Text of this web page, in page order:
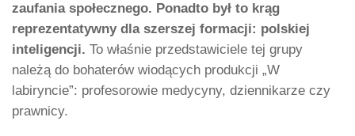
zaufania społecznego. Ponadto był to krąg
reprezentatywny dla szerszej formacji: polskiej
inteligencji. To właśnie przedstawiciele tej grupy
należą do bohaterów wiodących produkcji „W
labiryncie”: profesorowie medycyny, dziennikarze czy
prawnicy.